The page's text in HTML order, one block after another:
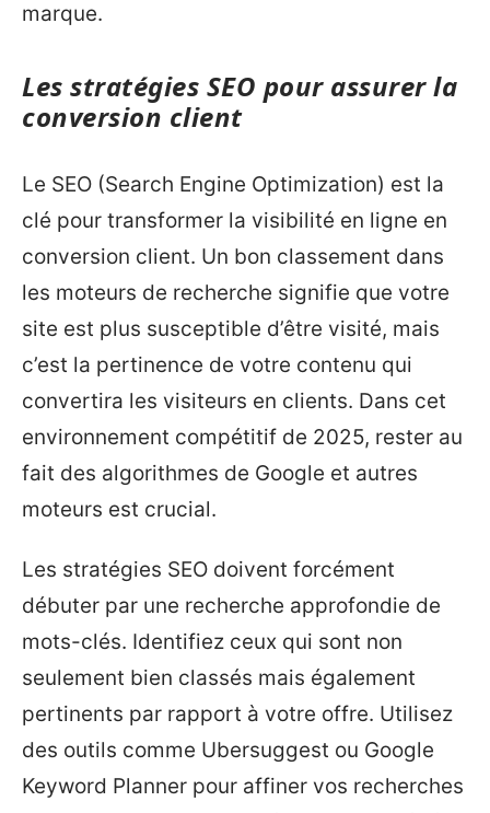
marque.
Les stratégies SEO pour assurer la
conversion client
Le SEO (Search Engine Optimization) est la
clé pour transformer la visibilité en ligne en
conversion client. Un bon classement dans
les moteurs de recherche signifie que votre
site est plus susceptible d’être visité, mais
c’est la pertinence de votre contenu qui
convertira les visiteurs en clients. Dans cet
environnement compétitif de 2025, rester au
fait des algorithmes de Google et autres
moteurs est crucial.
Les stratégies SEO doivent forcément
débuter par une recherche approfondie de
mots-clés. Identifiez ceux qui sont non
seulement bien classés mais également
pertinents par rapport à votre offre. Utilisez
des outils comme Ubersuggest ou Google
Keyword Planner pour affiner vos recherches